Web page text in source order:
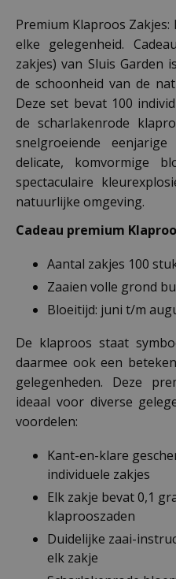
Premium Klaproos
elke gelegenheid.
zakjes) van Sluis Garden
de schoonheid van de
Deze set bevat 100
de scharlakenrode
snelgroeiende
delicate, komvormige
spectaculaire
natuurlijke omgeving.
Cadeau premium
Aantal zakjes 100
Zaaien volle grond
Bloeitijd: juni t/m
De klaproos staat
daarmee ook een
gelegenheden. Deze
ideaal voor diverse
voordelen:
Kant-en-klare
individuele zakjes
Elk zakje bevat 0,1
klaprooszaden
Duidelijke zaai-
elk zakje